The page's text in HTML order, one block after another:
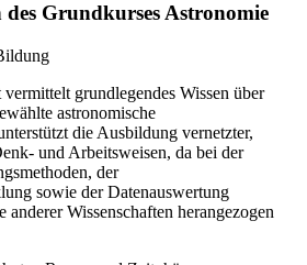
Grundkurses Astronomie
grundlegendes Wissen über
astronomische
die Ausbildung vernetzter,
und Arbeitsweisen, da bei der
der
sowie der Datenauswertung
Wissenschaften herangezogen